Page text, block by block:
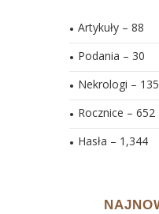
Artykuły – 88
Podania – 30
Nekrologi – 135
Rocznice – 652
Hasła – 1,344